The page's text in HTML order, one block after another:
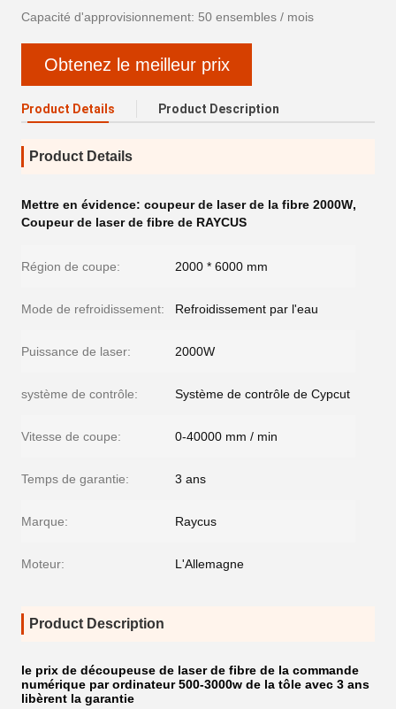
Capacité d'approvisionnement: 50 ensembles / mois
Obtenez le meilleur prix
Product Details Product Description
Product Details
Mettre en évidence: coupeur de laser de la fibre 2000W,
Coupeur de laser de fibre de RAYCUS
Région de coupe: 2000 * 6000 mm
Mode de refroidissement: Refroidissement par l'eau
Puissance de laser: 2000W
système de contrôle: Système de contrôle de Cypcut
Vitesse de coupe: 0-40000 mm / min
Temps de garantie: 3 ans
Marque: Raycus
Moteur: L'Allemagne
Product Description
le prix de découpeuse de laser de fibre de la commande
numérique par ordinateur 500-3000w de la tôle avec 3 ans
libèrent la garantie